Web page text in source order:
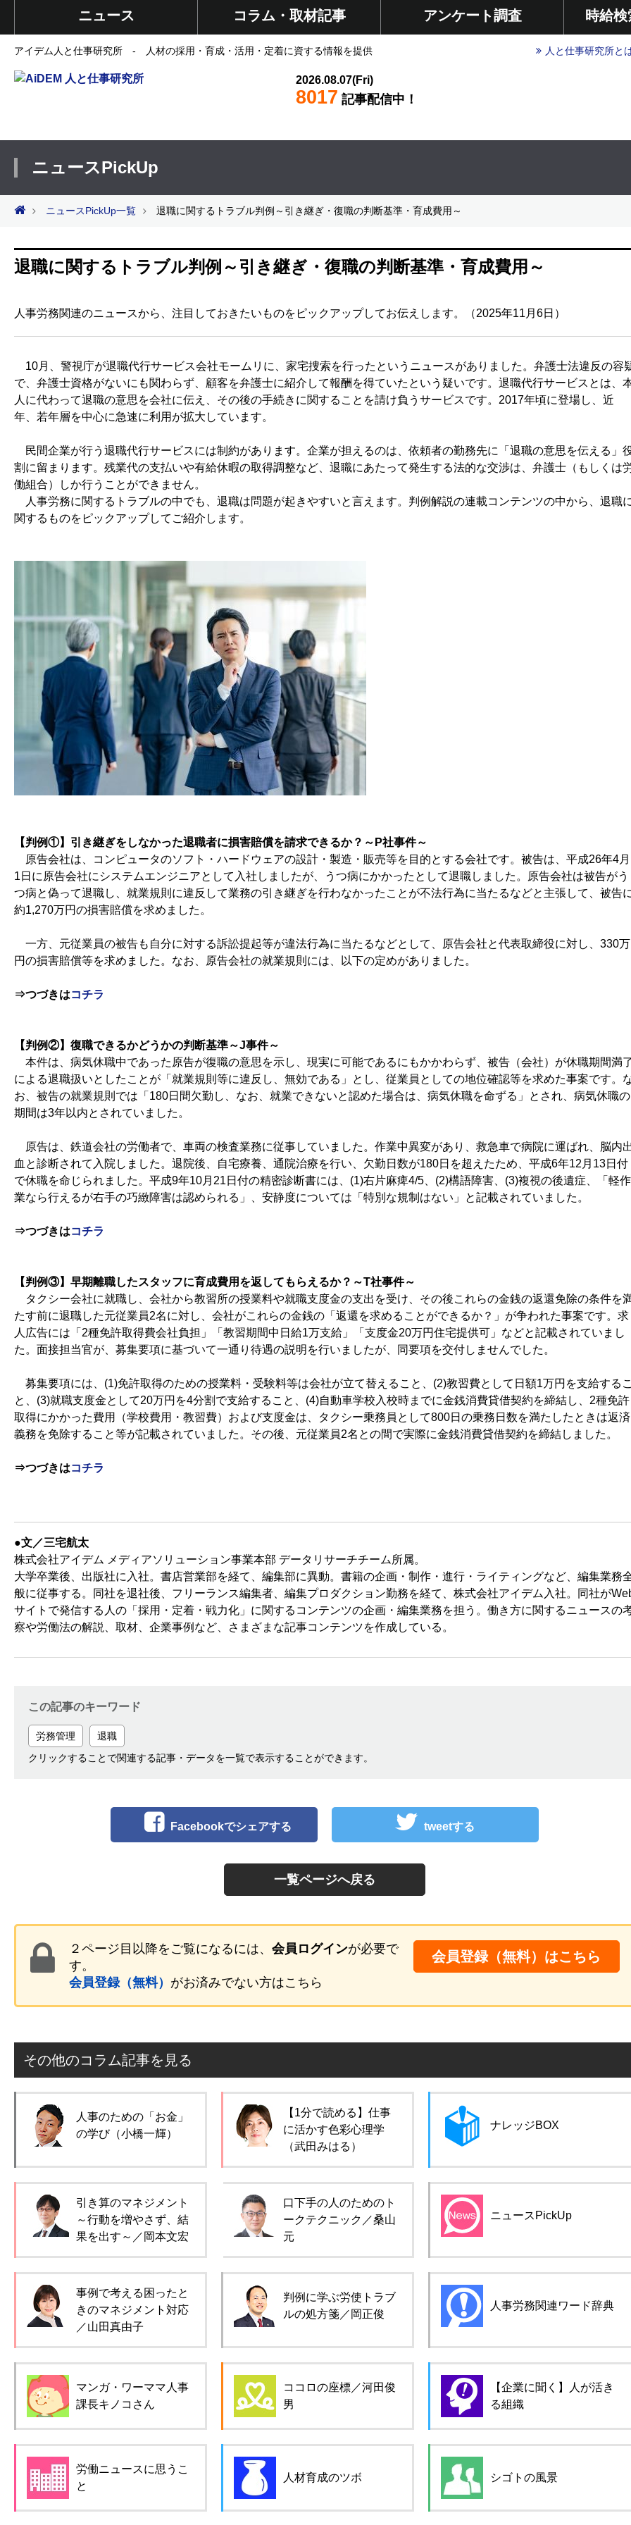
ニュース コラム・取材記事 アンケート調査 時給
アイデム人と仕事研究所 - 人材の採用・育成・活用・定着に資する情報を提供 人と仕事研究所と
2026.08.07(Fri)
8017 記事配信中！
ニュースPickUp
ニュースPickUp一覧 退職に関するトラブル判例～引き継ぎ・復職の判断基準・育成費用～
退職に関するトラブル判例～引き継ぎ・復職の判断基準・育成費用～
人事労務関連のニュースから、注目しておきたいものをピックアップしてお伝えします。（2025年11月6日）
10月、警視庁が退職代行サービス会社モームリに、家宅捜索を行ったというニュースがありました。弁護士法違反の容
で、弁護士資格がないにも関わらず、顧客を弁護士に紹介して報酬を得ていたという疑いです。退職代行サービスとは、
人に代わって退職の意思を会社に伝え、その後の手続きに関することを請け負うサービスです。2017年頃に登場し、近
年、若年層を中心に急速に利用が拡大しています。
民間企業が行う退職代行サービスには制約があります。企業が担えるのは、依頼者の勤務先に「退職の意思を伝える」
割に留まります。残業代の支払いや有給休暇の取得調整など、退職にあたって発生する法的な交渉は、弁護士（もしくは
働組合）しか行うことができません。
人事労務に関するトラブルの中でも、退職は問題が起きやすいと言えます。判例解説の連載コンテンツの中から、退職
関するものをピックアップしてご紹介します。
【判例①】引き継ぎをしなかった退職者に損害賠償を請求できるか？～P社事件～
原告会社は、コンピュータのソフト・ハードウェアの設計・製造・販売等を目的とする会社です。被告は、平成26年4月
1日に原告会社にシステムエンジニアとして入社しましたが、うつ病にかかったとして退職しました。原告会社は被告がう
つ病と偽って退職し、就業規則に違反して業務の引き継ぎを行わなかったことが不法行為に当たるなどと主張して、被告
約1,270万円の損害賠償を求めました。
一方、元従業員の被告も自分に対する訴訟提起等が違法行為に当たるなどとして、原告会社と代表取締役に対し、330万
円の損害賠償等を求めました。なお、原告会社の就業規則には、以下の定めがありました。
⇒つづきはコチラ
【判例②】復職できるかどうかの判断基準～J事件～
本件は、病気休職中であった原告が復職の意思を示し、現実に可能であるにもかかわらず、被告（会社）が休職期間満
による退職扱いとしたことが「就業規則等に違反し、無効である」とし、従業員としての地位確認等を求めた事案です。
お、被告の就業規則では「180日間欠勤し、なお、就業できないと認めた場合は、病気休職を命ずる」とされ、病気休職の
期間は3年以内とされていました。
原告は、鉄道会社の労働者で、車両の検査業務に従事していました。作業中異変があり、救急車で病院に運ばれ、脳内
血と診断されて入院しました。退院後、自宅療養、通院治療を行い、欠勤日数が180日を超えたため、平成6年12月13日付
で休職を命じられました。平成9年10月21日付の精密診断書には、(1)右片麻痺4/5、(2)構語障害、(3)複視の後遺症、「軽作
業なら行えるが右手の巧緻障害は認められる」、安静度については「特別な規制はない」と記載されていました。
⇒つづきはコチラ
【判例③】早期離職したスタッフに育成費用を返してもらえるか？～T社事件～
タクシー会社に就職し、会社から教習所の授業料や就職支度金の支出を受け、その後これらの金銭の返還免除の条件を
たす前に退職した元従業員2名に対し、会社がこれらの金銭の「返還を求めることができるか？」が争われた事案です。求
人広告には「2種免許取得費会社負担」「教習期間中日給1万支給」「支度金20万円住宅提供可」などと記載されていまし
た。面接担当官が、募集要項に基づいて一通り待遇の説明を行いましたが、同要項を交付しませんでした。
募集要項には、(1)免許取得のための授業料・受験料等は会社が立て替えること、(2)教習費として日額1万円を支給する
と、(3)就職支度金として20万円を4分割で支給すること、(4)自動車学校入校時までに金銭消費貸借契約を締結し、2種免許
取得にかかった費用（学校費用・教習費）および支度金は、タクシー乗務員として800日の乗務日数を満たしたときは返済
義務を免除すること等が記載されていました。その後、元従業員2名との間で実際に金銭消費貸借契約を締結しました。
⇒つづきはコチラ
●文／三宅航太
株式会社アイデム メディアソリューション事業本部 データリサーチチーム所属。
大学卒業後、出版社に入社。書店営業部を経て、編集部に異動。書籍の企画・制作・進行・ライティングなど、編集業務
般に従事する。同社を退社後、フリーランス編集者、編集プロダクション勤務を経て、株式会社アイデム入社。同社が
サイトで発信する人の「採用・定着・戦力化」に関するコンテンツの企画・編集業務を担う。働き方に関するニュースの
察や労働法の解説、取材、企業事例など、さまざまな記事コンテンツを作成している。
この記事のキーワード
労務管理
退職
クリックすることで関連する記事・データを一覧で表示することができます。
Facebookでシェアする tweetする
一覧ページへ戻る
２ページ目以降をご覧になるには、 会員ログインが必要で
す。
会員登録（無料） がお済みでない方はこちら
会員登録（無料）はこちら
その他のコラム記事を見る
人事のための「お金」
の学び（小橋一輝）
【1分で読める】仕事
に活かす色彩心理学
（武田みはる）
ナレッジBOX
引き算のマネジメント
～行動を増やさず、結
果を出す～／岡本文宏
口下手の人のためのト
ークテクニック／桑山
元
ニュースPickUp
事例で考える困ったと
きのマネジメント対応
／山田真由子
判例に学ぶ労使トラブ
ルの処方箋／岡正俊
人事労務関連ワード辞典
マンガ・ワーママ人事
課長キノコさん
ココロの座標／河田俊
男
【企業に聞く】人が活き
る組織
労働ニュースに思うこ
と
人材育成のツボ シゴトの風景